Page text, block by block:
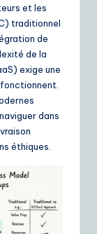
et les
traditionnel
de
de la
exige une
dans
éthiques.